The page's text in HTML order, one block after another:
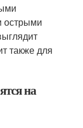
острыми
также для
на